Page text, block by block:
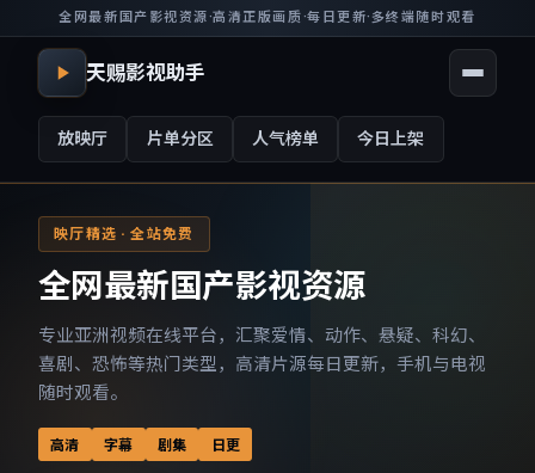
全网最新国产影视资源·高清正版画质·每日更新· 多终端随时观看
天赐影视助手
放映厅 片单分区 人气榜单 今日上架
映厅精选 · 全站免费
全网最新国产影视资源
专业亚洲视频在线平台，汇聚爱情、动作、悬疑、科幻、
喜剧、恐怖等热门类型，高清片源每日更新，手机与电视
随时观看。
高清 字幕 剧集 日更